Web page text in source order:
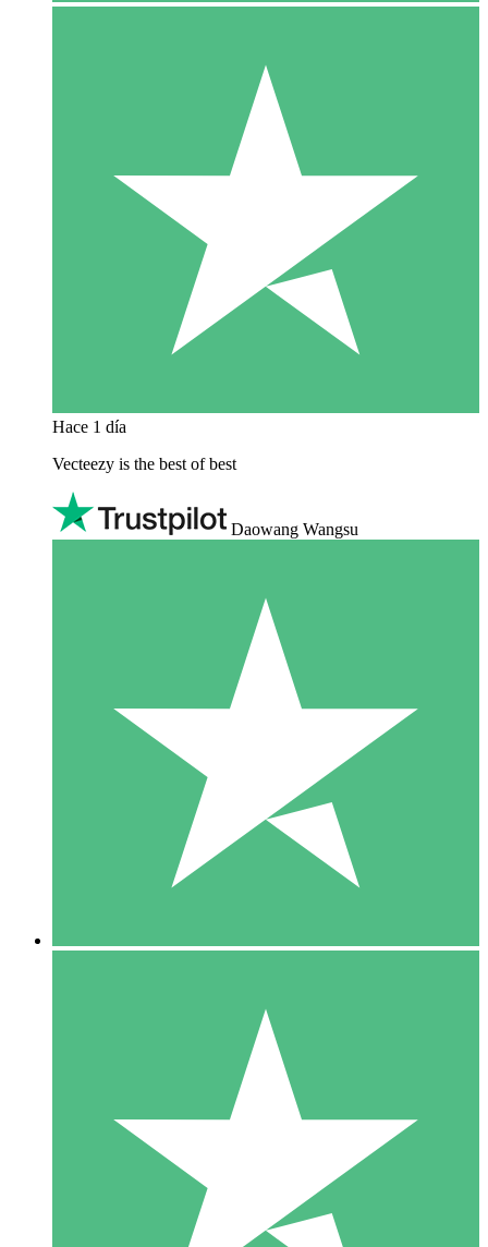
Hace 1 día
Vecteezy is the best of best
Daowang Wangsu